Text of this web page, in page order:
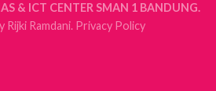
& ICT CENTER SMAN 1 BANDUNG.
Rijki Ramdani.Privacy Policy